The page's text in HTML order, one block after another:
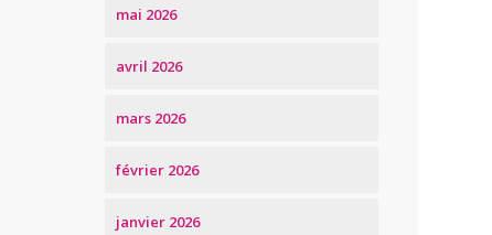
mai 2026
avril 2026
mars 2026
février 2026
janvier 2026